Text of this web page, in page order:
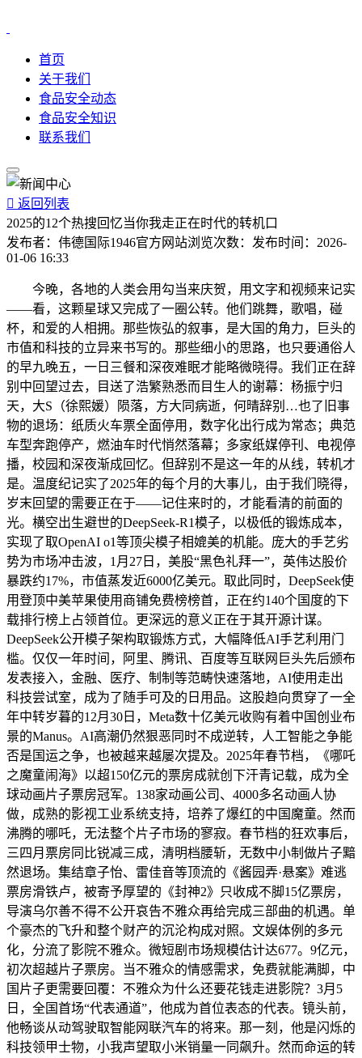
首页
关于我们
食品安全动态
食品安全知识
联系我们
 返回列表
2025的12个热搜回忆当你我走正在时代的转机口
发布者： 伟德国际1946官方网站浏览次数： 发布时间： 2026-
01-06 16:33
今晚，各地的人类会用勾当来庆贺，用文字和视频来记实
——看，这颗星球又完成了一圈公转。他们跳舞，歌唱，碰
杯，和爱的人相拥。那些恢弘的叙事，是大国的角力，巨头的
市值和科技的立异来书写的。那些细小的思路，也只要通俗人
的早九晚五，一日三餐和深夜难眠才能略微晓得。我们正在辞
别中回望过去，目送了浩繁熟悉而目生人的谢幕：杨振宁归
天，大S（徐熙媛）陨落，方大同病逝，何晴辞别…也了旧事
物的退场：纸质火车票全面停用，数字化出行成为常态；典范
车型奔跑停产，燃油车时代悄然落幕；多家纸媒停刊、电视停
播，校园和深夜渐成回忆。但辞别不是这一年的从线，转机才
是。温度纪记实了2025年的每个月的大事儿，由于我们晓得，
岁末回望的需要正在于——记住来时的，才能看清的前面的
光。横空出生避世的DeepSeek-R1模子，以极低的锻炼成本，
实现了取OpenAI o1等顶尖模子相媲美的机能。庞大的手艺劣
势为市场冲击波，1月27日，美股“黑色礼拜一”，英伟达股价
暴跌约17%，市值蒸发近6000亿美元。取此同时，DeepSeek使
用登顶中美苹果使用商铺免费榜榜首，正在约140个国度的下
载排行榜上占领首位。更深远的意义正在于其开源计谋。
DeepSeek公开模子架构取锻炼方式，大幅降低AI手艺利用门
槛。仅仅一年时间，阿里、腾讯、百度等互联网巨头先后颁布
发表接入，金融、医疗、制制等范畴快速落地，AI使用走出
科技尝试室，成为了随手可及的日用品。这股趋向贯穿了一全
年中转岁暮的12月30日，Meta数十亿美元收购有着中国创业布
景的Manus。AI高潮仍然狠恶同时不成逆转，人工智能之争能
否是国运之争，也被越来越屡次提及。2025年春节档，《哪吒
之魔童闹海》以超150亿元的票房成就创下汗青记载，成为全
球动画片子票房冠军。138家动画公司、4000多名动画人协
做，成熟的影视工业系统支持，培养了爆红的中国魔童。然而
沸腾的哪吒，无法整个片子市场的寥寂。春节档的狂欢事后，
三四月票房同比锐减三成，清明档腰斩，无数中小制做片子黯
然退场。集结章子怡、雷佳音等顶流的《酱园弄·悬案》难逃
票房滑铁卢，被寄予厚望的《封神2》只收成不脚15亿票房，
导演乌尔善不得不公开哀告不雅众再给完成三部曲的机遇。单
个豪杰的飞升和整个财产的沉沦构成对照。文娱体例的多元
化，分流了影院不雅众。微短剧市场规模估计达677。9亿元，
初次超越片子票房。当不雅众的情感需求，免费就能满脚，中
国片子更需要回覆：不雅众为什么还要花钱走进影院？3月5
日，全国首场“代表通道”，他成为首位表态的代表。镜头前，
他畅谈从动驾驶取智能网联汽车的将来。那一刻，他是闪烁的
科技领甲士物，小我声望取小米销量一同飙升。然而命运的转